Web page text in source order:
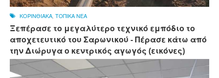
ΚΟΡΙΝΘΙΑΚΑ, ΤΟΠΙΚΑ ΝΕΑ
Ξεπέρασε το μεγαλύτερο τεχνικό εμπόδιο το
αποχετευτικό του Σαρωνικού - Πέρασε κάτω από
την Διώρυγα ο κεντρικός αγωγός (εικόνες)